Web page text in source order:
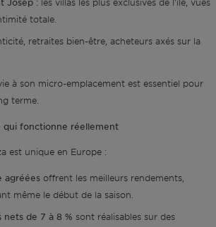
les villas les plus exclusives de l'île, vues
totale.
retraites bien-être, acheteurs axés sur la
à son micro-emplacement est essentiel pour
terme.
qui fonctionne réellement
est unique en Europe :
agréées offrent les meilleurs rendements,
même le début de la saison.
nets de 7 à 8 % sont réalisables sur des